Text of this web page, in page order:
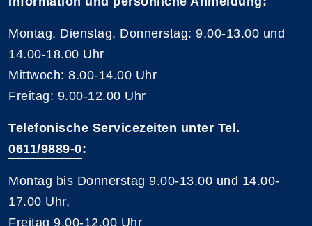
Montag, Dienstag, Donnerstag: 9.00-13.00 und
14.00-18.00 Uhr
Mittwoch: 8.00-14.00 Uhr
Freitag: 9.00-12.00 Uhr
Telefonische Servicezeiten unter Tel.
0611/9889-0:
Montag bis Donnerstag 9.00-13.00 und 14.00-
17.00 Uhr,
Freitag 9.00-12.00 Uhr